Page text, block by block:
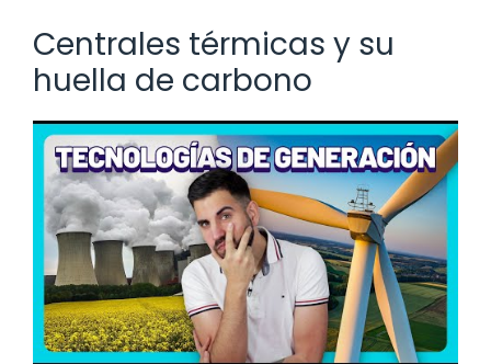
Centrales térmicas y su
huella de carbono